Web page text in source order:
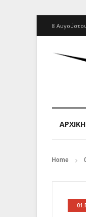
8
ΑΡΧΙΚΉ
Home